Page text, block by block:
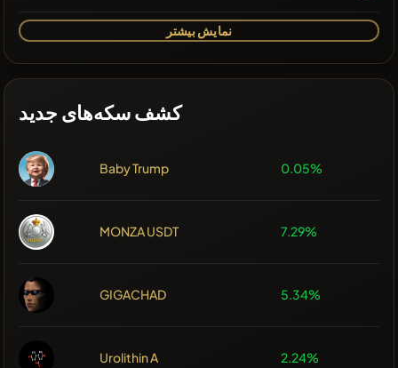
نمایش بیشتر
کشف سکه‌های جدید
Baby Trump 0.05%
MONZA USDT 7.29%
GIGACHAD 5.34%
Urolithin A 2.24%